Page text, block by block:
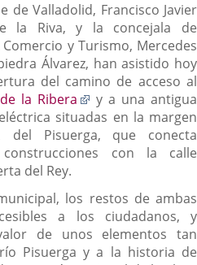
de Valladolid, Francisco Javier
la Riva, y la concejala de
y Turismo, Mercedes
Álvarez, han asistido hoy
del camino de acceso al
la Ribera
Enlace
a
una
aplicación
y a una antigua
situadas en la margen
del Pisuerga, que conecta
con la calle
del Rey.
los restos de ambas
a los ciudadanos, y
de unos elementos tan
Pisuerga y a la historia de